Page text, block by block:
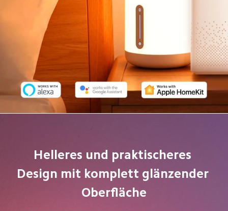
Helleres und praktischeres
Design mit komplett glänzender
Oberfläche